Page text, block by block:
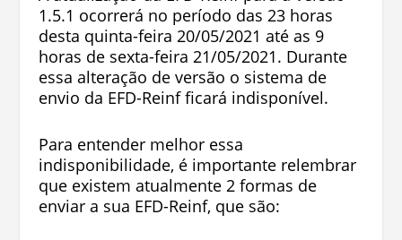
1.5.1 ocorrerá no período das 23 horas
desta quinta-feira 20/05/2021 até as 9
horas de sexta-feira 21/05/2021. Durante
essa alteração de versão o sistema de
envio da EFD-Reinf ficará indisponível.
Para entender melhor essa
indisponibilidade, é importante relembrar
que existem atualmente 2 formas de
enviar a sua EFD-Reinf, que são: